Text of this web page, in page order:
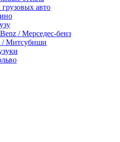
грузовых авто
/ Мерседес-бенз
/ Митсубиши